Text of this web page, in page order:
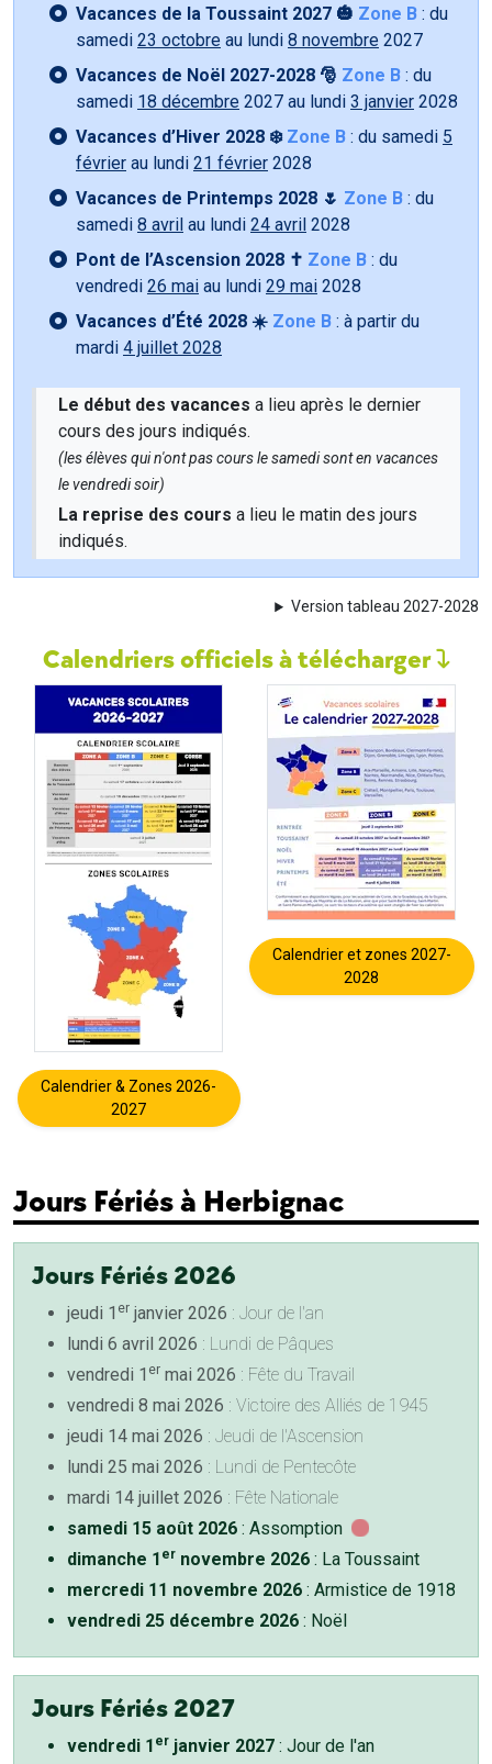
Vacances de la Toussaint 2027 🎃 Zone B : du
samedi 23 octobre au lundi 8 novembre 2027
Vacances de Noël 2027-2028 🎅 Zone B : du
samedi 18 décembre 2027 au lundi 3 janvier 2028
Vacances d’Hiver 2028 ❄️ Zone B : du samedi 5
février au lundi 21 février 2028
Vacances de Printemps 2028 🌷 Zone B : du
samedi 8 avril au lundi 24 avril 2028
Pont de l’Ascension 2028 ✝️ Zone B : du
vendredi 26 mai au lundi 29 mai 2028
Vacances d’Été 2028 ☀️ Zone B : à partir du
mardi 4 juillet 2028
Le début des vacances a lieu après le dernier
cours des jours indiqués.
(les élèves qui n'ont pas cours le samedi sont en vacances
le vendredi soir)
La reprise des cours a lieu le matin des jours
indiqués.
Version tableau 2027-2028
Calendriers officiels à télécharger
Calendrier & Zones 2026-
2027
Calendrier et zones 2027-
2028
Jours Fériés à Herbignac
Jours Fériés 2026
jeudi 1 er janvier 2026 : Jour de l'an
lundi 6 avril 2026 : Lundi de Pâques
vendredi 1 er mai 2026 : Fête du Travail
vendredi 8 mai 2026 : Victoire des Alliés de 1945
jeudi 14 mai 2026 : Jeudi de l'Ascension
lundi 25 mai 2026 : Lundi de Pentecôte
mardi 14 juillet 2026 : Fête Nationale
samedi 15 août 2026 : Assomption
dimanche 1 er novembre 2026 : La Toussaint
mercredi 11 novembre 2026 : Armistice de 1918
vendredi 25 décembre 2026 : Noël
Jours Fériés 2027
vendredi 1 er janvier 2027 : Jour de l'an